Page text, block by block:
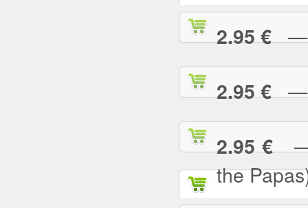
2.95 €—
2.95 €—
2.95 €—
the